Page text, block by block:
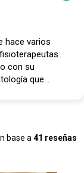
hace varios
con su
que
base a 41 reseñas